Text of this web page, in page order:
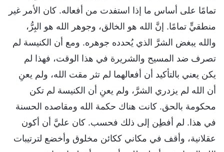
تمامًا على أساس ما إذا استفدت من أفعاله. كان الأمر غير
منطقيٍّ تمامًا. إنَّ الله هو الخالق، وجوهر الله هو البِرُّ،
والله يبغض الشرَّ الذي يُحدده جوهره. ومع أن الكنيسة لم
تصرف ضد المسيح والشريرة في هذا الوقت، فهذا لم
يكن يعني بالتأكيد أن أفعالهما لم تثر مقت الله، ولم يعنِ
أن الله لم يزدري الشرَّ، ولم يعنِ أن الكنيسة لم تكن
محكومة بالحق. كانت هناك حكمة الله ومقاصده الحسنة
في هذا. لم أفطِن إلى ذلك فحسب. كان عليَّ أن أكون
عقلانية، وأقف في مكاني ككائن مخلوق وأخضع لترتيبات